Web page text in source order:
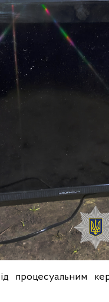
процесуальним